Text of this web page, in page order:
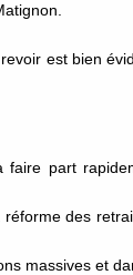
est bien
faire part
des
massives et